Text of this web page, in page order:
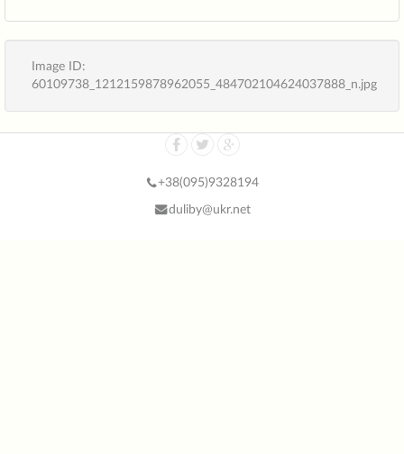
Image ID:
60109738_1212159878962055_484702104624037888_n.jpg
+38(095)9328194
duliby@ukr.net